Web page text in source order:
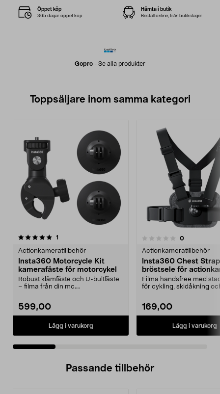
Gopro - Se alla produkter
Öppet köp
365 dagar öppet köp
Hämta i butik
Beställ online, från butikslager
Toppsäljare inom samma kategori
1
Actionkameratillbehör
Insta360 Motorcycle Kit
kamerafäste för motorcykel
Robust klämfäste och U-bultfäste
– filma från din mc.
599,00
Lägg i varukorg
0.0 av 5 stjärnor 0recensioner
Actionkameratillbehör
Insta360 Chest Strap
bröstsele för
Filma handsfree med
för cykling, skidåkning
169,00
Lägg i varukorg
5.0 av 5 stjärnor
Passande tillbehör